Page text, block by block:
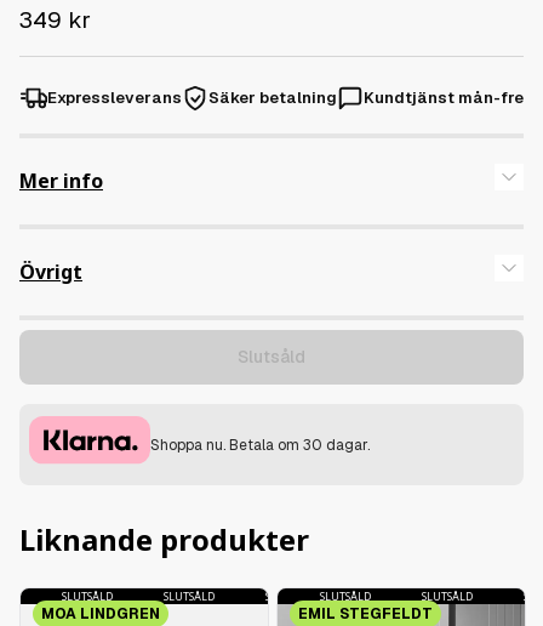
349 kr
Expressleverans Säker betalning Kundtjänst mån-fre
Mer info
Övrigt
Slutsåld
Shoppa nu. Betala om 30 dagar.
Liknande produkter
SLUTSÅLD SLUTSÅLD SLUTSÅLD SLUTSÅLD
MOA LINDGREN
SLUTSÅLD SLUTSÅLD SLUTSÅLD SLUTSÅLD
EMIL STEGFELDT